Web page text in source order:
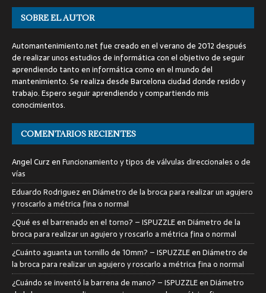
SOBRE EL AUTOR
Automantenimiento.net fue creado en el verano de 2012 después
de realizar unos estudios de informática con el objetivo de seguir
aprendiendo tanto en informática como en el mundo del
mantenimiento. Se realiza desde Barcelona ciudad donde resido y
trabajo. Espero seguir aprendiendo y compartiendo mis
conocimientos.
COMENTARIOS RECIENTES
Angel CurzenFuncionamiento y tipos de válvulas direccionales o de
vías
Eduardo RodriguezenDiámetro de la broca para realizar un agujero
y roscarlo a métrica fina o normal
¿Qué es el barrenado en el torno? – ISPUZZLEenDiámetro de la
broca para realizar un agujero y roscarlo a métrica fina o normal
¿Cuánto aguanta un tornillo de 10mm? – ISPUZZLEenDiámetro de
la broca para realizar un agujero y roscarlo a métrica fina o normal
¿Cuándo se inventó la barrena de mano? – ISPUZZLEenDiámetro